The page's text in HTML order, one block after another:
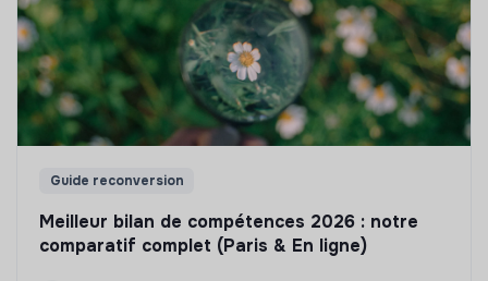
Guide reconversion
Meilleur bilan de compétences 2026 : notre
comparatif complet (Paris & En ligne)